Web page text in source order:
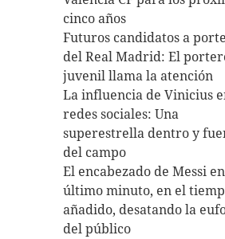
cinco años
Futuros candidatos a
del Real Madrid: El
juvenil llama la atención
La influencia de Vinicius
redes sociales: Una
superestrella dentro y
del campo
El encabezado de Messi
último minuto, en el
añadido, desatando la
del público